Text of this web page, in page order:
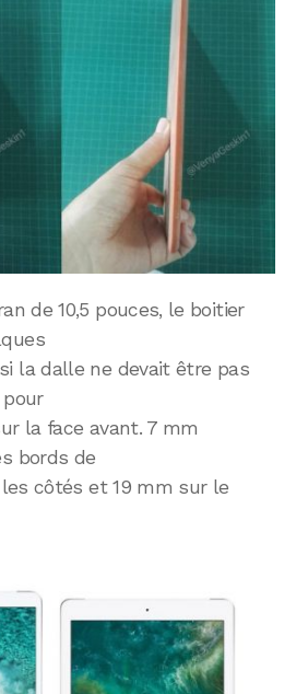
de 10,5 pouces, le boitier
la dalle ne devait être pas
la face avant. 7 mm
bords de
les côtés et 19 mm sur le